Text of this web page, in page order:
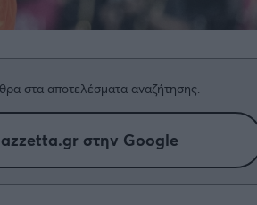
στα αποτελέσματα αναζήτησης.
στην Google